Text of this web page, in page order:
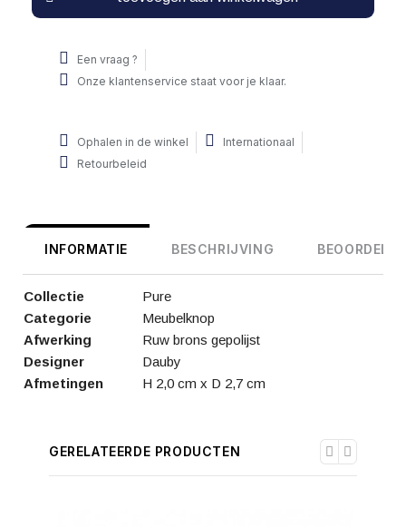
Een vraag ?
Onze klantenservice staat voor je klaar.
Ophalen in de winkel
Internationaal
Retourbeleid
INFORMATIE BESCHRIJVING
Collectie
Pure
Categorie
Meubelknop
Afwerking
Ruw brons gepolijst
Designer
Dauby
Afmetingen
H 2,0 cm x D 2,7 cm
GERELATEERDE PRODUCTEN